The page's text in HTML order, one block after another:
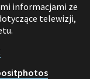
informacjami ze
telewizji,